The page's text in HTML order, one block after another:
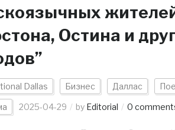
Остина и
Dallas Бизнес Даллас
2025-04-29 by Editorial 0